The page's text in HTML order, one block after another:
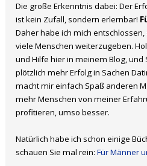
Die große Erkenntnis dabei: Der
ist kein Zufall, sondern erlernbar!
Daher habe ich mich
viele Menschen weiterzugeben.
und Hilfe hier in meinem Blog, und
plötzlich mehr Erfolg in Sachen
macht mir einfach Spaß anderen
mehr Menschen von meiner
profitieren, umso besser.
Natürlich habe ich schon einige
schauen Sie mal rein:Für Männer